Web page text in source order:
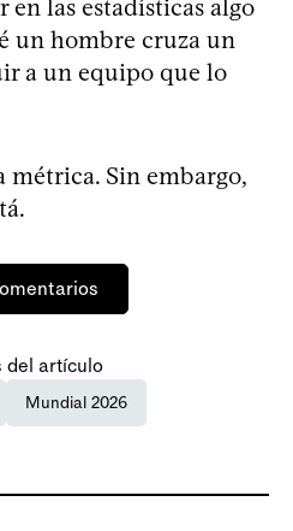
las estadísticas algo
un hombre cruza un
a un equipo que lo
métrica. Sin embargo,
del artículo
Mundial 2026